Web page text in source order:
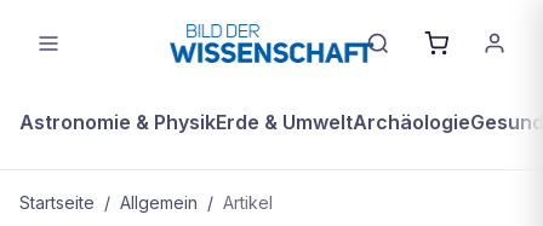
Astronomie & PhysikErde & UmweltArchäologie
Startseite / Allgemein / Artikel